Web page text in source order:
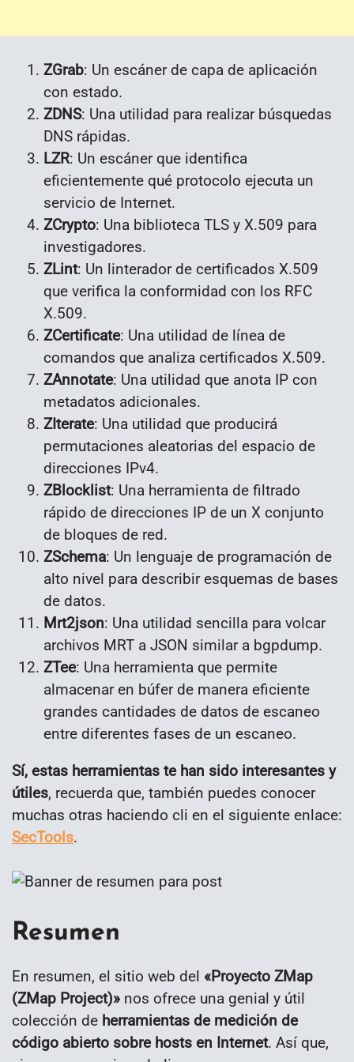
ZGrab: Un escáner de capa de aplicación
con estado.
ZDNS: Una utilidad para realizar búsquedas
DNS rápidas.
LZR: Un escáner que identifica
eficientemente qué protocolo ejecuta un
servicio de Internet.
ZCrypto: Una biblioteca TLS y X.509 para
investigadores.
ZLint: Un linterador de certificados X.509
que verifica la conformidad con los RFC
X.509.
ZCertificate: Una utilidad de línea de
comandos que analiza certificados X.509.
ZAnnotate: Una utilidad que anota IP con
metadatos adicionales.
ZIterate: Una utilidad que producirá
permutaciones aleatorias del espacio de
direcciones IPv4.
ZBlocklist: Una herramienta de filtrado
rápido de direcciones IP de un X conjunto
de bloques de red.
ZSchema: Un lenguaje de programación de
alto nivel para describir esquemas de bases
de datos.
Mrt2json: Una utilidad sencilla para volcar
archivos MRT a JSON similar a bgpdump.
ZTee: Una herramienta que permite
almacenar en búfer de manera eficiente
grandes cantidades de datos de escaneo
entre diferentes fases de un escaneo.
Sí, estas herramientas te han sido interesantes y
útiles, recuerda que, también puedes conocer
muchas otras haciendo cli en el siguiente enlace:
SecTools.
Resumen
En resumen, el sitio web del «Proyecto ZMap
(ZMap Project)» nos ofrece una genial y útil
colección de herramientas de medición de
código abierto sobre hosts en Internet. Así que,